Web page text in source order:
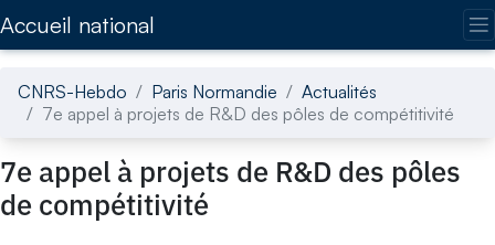
Accueil national
CNRS-Hebdo Paris Normandie
Actualités
7e appel à projets de R&D des pôles de compétitivité
7e appel à projets de R&D des pôles
de compétitivité